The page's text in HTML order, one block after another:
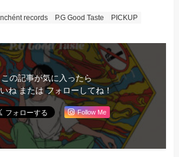
records P.G Good Taste PICKUP
この記事が気に入ったら
ね または フォローしてね！
Follow Me